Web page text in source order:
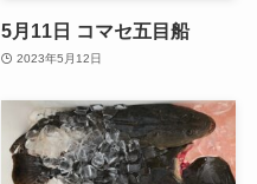
5月11日 コマセ五目船
2023年5月12日